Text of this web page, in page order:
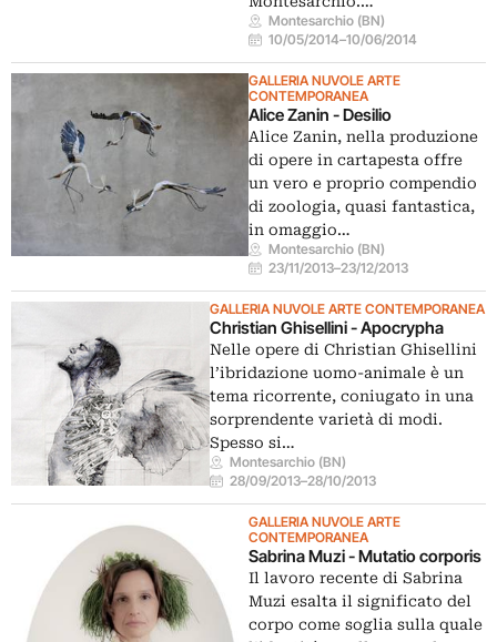
Montesarchio (BN)
10/05/2014–10/06/2014
GALLERIA NUVOLE ARTE
CONTEMPORANEA
Alice Zanin - Desilio
Alice Zanin, nella produzione
di opere in cartapesta offre
un vero e proprio compendio
di zoologia, quasi fantastica,
in omaggio…
Montesarchio (BN)
23/11/2013–23/12/2013
GALLERIA NUVOLE ARTE CONTEMPORANEA
Christian Ghisellini - Apocrypha
Nelle opere di Christian Ghisellini
l’ibridazione uomo-animale è un
tema ricorrente, coniugato in una
sorprendente varietà di modi.
Spesso si…
Montesarchio (BN)
28/09/2013–28/10/2013
GALLERIA NUVOLE ARTE
CONTEMPORANEA
Sabrina Muzi - Mutatio corporis
Il lavoro recente di Sabrina
Muzi esalta il significato del
corpo come soglia sulla quale